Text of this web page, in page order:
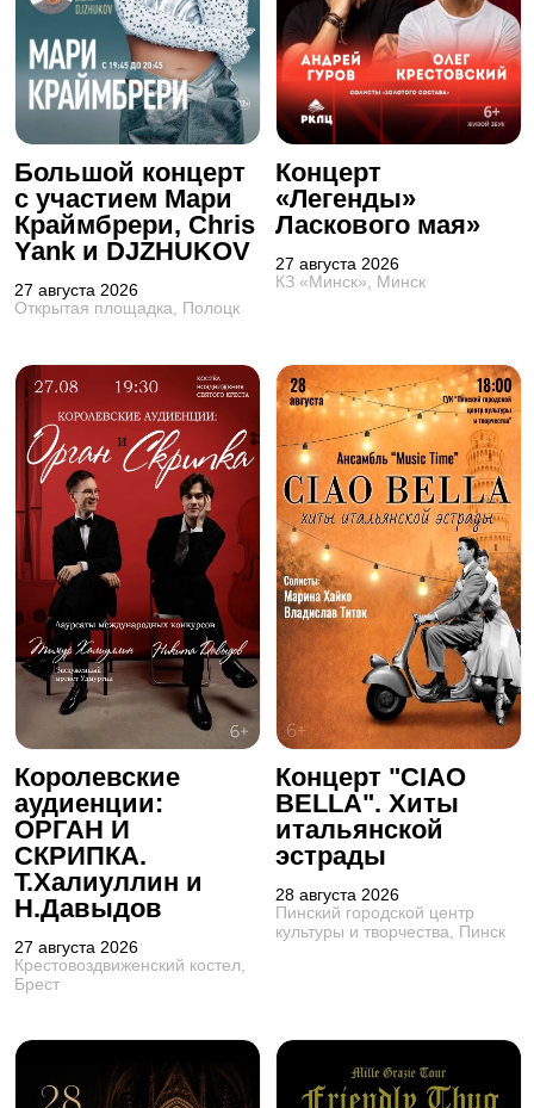
Большой концерт
с участием Мари
Краймбрери, Chris
Yank и DJZHUKOV
27 августа 2026
Открытая площадка, Полоцк
Концерт
«Легенды»
Ласкового мая»
27 августа 2026
КЗ «Минск», Минск
Королевские
аудиенции:
ОРГАН И
СКРИПКА.
Т.Халиуллин и
Н.Давыдов
27 августа 2026
Крестовоздвиженский костел,
Брест
Концерт "CIAO
BELLA". Хиты
итальянской
эстрады
28 августа 2026
Пинский городской центр
культуры и творчества, Пинск